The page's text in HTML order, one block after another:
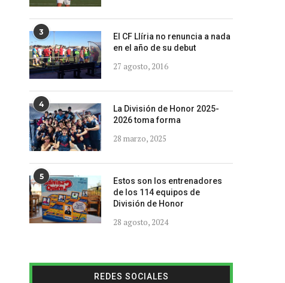
3
El CF Llíria no renuncia a nada
en el año de su debut
27 agosto, 2016
4
La División de Honor 2025-
2026 toma forma
28 marzo, 2025
5
Estos son los entrenadores
de los 114 equipos de
División de Honor
28 agosto, 2024
REDES SOCIALES